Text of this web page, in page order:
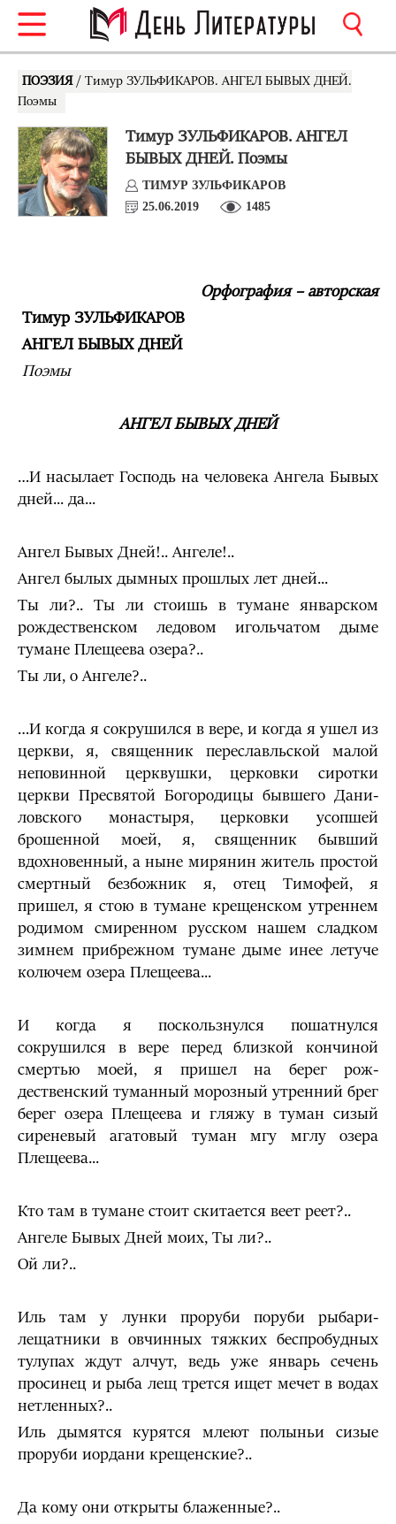
ПОЭЗИЯ / Тимур ЗУЛЬФИКАРОВ. АНГЕЛ БЫВЫХ ДНЕЙ.
Поэмы
Тимур ЗУЛЬФИКАРОВ. АНГЕЛ
БЫВЫХ ДНЕЙ. Поэмы
ТИМУР ЗУЛЬФИКАРОВ
25.06.2019
1485
Орфография – авторская
Тимур ЗУЛЬФИКАРОВ
АНГЕЛ БЫВЫХ ДНЕЙ
Поэмы
АНГЕЛ БЫВЫХ ДНЕЙ
…И насылает Господь на человека Ангела Бывых
дней... да...
Ангел Бывых Дней!.. Ангеле!..
Ангел былых дымных прошлых лет дней...
Ты ли?.. Ты ли стоишь в тумане январском
рождественском ледовом игольчатом дыме
тумане Плещеева озера?..
Ты ли, о Ангеле?..
…И когда я сокрушился в вере, и когда я ушел из
церкви, я, священник переславльской малой
неповинной церквушки, цер­ковки сиротки
церкви Пресвятой Богородицы бывшего Дани­
ловского монастыря, церковки усопшей
брошенной моей, я, свя­щенник бывший
вдохновенный, а ныне мирянин житель простой
смертный безбожник я, отец Тимофей, я
пришел, я стою в тума­не крещенском утреннем
родимом смиренном русском нашем сладком
зимнем прибрежном тумане дыме инее летуче
колю­чем озера Плещеева...
И когда я поскользнулся пошатнулся
сокрушился в вере перед близкой кончиной
смертью моей, я пришел на берег рож­
дественский туманный морозный утренний брег
берег озера Плещеева и гляжу в туман сизый
сиреневый агатовый туман мгу мглу озера
Плещеева...
Кто там в тумане стоит скитается веет реет?..
Ангеле Бывых Дней моих, Ты ли?..
Ой ли?..
Иль там у лунки проруби поруби рыбари-
лещатники в ов­чинных тяжких беспробудных
тулупах ждут алчут, ведь уже январь сечень
просинец и рыба лещ трется ищет мечет в водах
нетленных?..
Иль дымятся курятся млеют полыньи сизые
проруби иордани крещенские?..
Да кому они открыты блаженные?..